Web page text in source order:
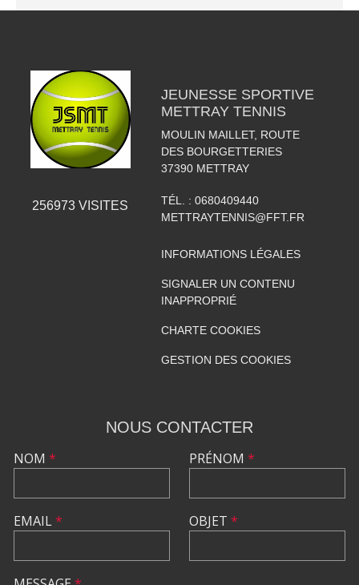
256973 VISITES
JEUNESSE SPORTIVE
METTRAY TENNIS
MOULIN MAILLET, ROUTE
DES BOURGETTERIES
37390 METTRAY
TÉL. : 0680409440
METTRAYTENNIS@FFT.FR
INFORMATIONS LÉGALES
SIGNALER UN CONTENU
INAPPROPRIÉ
CHARTE COOKIES
GESTION DES COOKIES
NOUS CONTACTER
NOM *
EMAIL*
PRÉNOM *
OBJET *